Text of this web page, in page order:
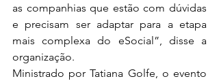
as companhias que estão com dúvidas
e precisam ser adaptar para a etapa
mais complexa do eSocial”, disse a
organização.
Ministrado por Tatiana Golfe, o evento